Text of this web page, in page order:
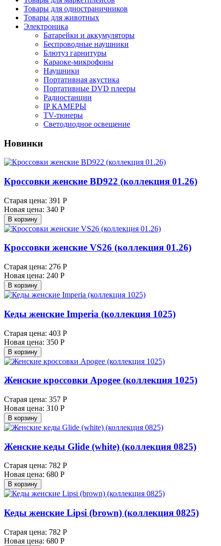
Товары для одностраничников
Товары для животных
Электроника
Батарейки и аккумуляторы
Беспроводные наушники
Блютуз гарнитуры
Караоке-микрофоны
Наушники
Портативная акустика
Портативные DVD плееры
Радиостанции
IP КАМЕРЫ
TV-тюнеры
Светодиодное освещение
Новинки
Кроссовки женские BD922 (коллекция 01.26)
Старая цена: 391 Р
Новая цена: 340 Р
В корзину
Кроссовки женские VS26 (коллекция 01.26)
Старая цена: 276 Р
Новая цена: 240 Р
В корзину
Кеды женские Imperia (коллекция 1025)
Старая цена: 403 Р
Новая цена: 350 Р
В корзину
Женские кроссовки Apogee (коллекция 1025)
Старая цена: 357 Р
Новая цена: 310 Р
В корзину
Женские кеды Glide (white) (коллекция 0825)
Старая цена: 782 Р
Новая цена: 680 Р
В корзину
Кеды женские Lipsi (brown) (коллекция 0825)
Старая цена: 782 Р
Новая цена: 680 Р